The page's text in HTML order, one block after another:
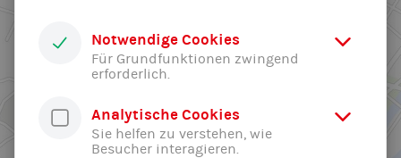
Notwendige Cookies
Für Grundfunktionen zwingend
erforderlich.
Analytische Cookies
Sie helfen zu verstehen, wie
Besucher interagieren.